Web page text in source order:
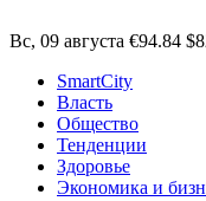
Вс, 09 августа €94.84
SmartCity
Власть
Общество
Тенденции
Здоровье
Экономика и